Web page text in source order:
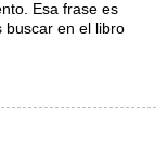
Esa frase es
buscar en el libro